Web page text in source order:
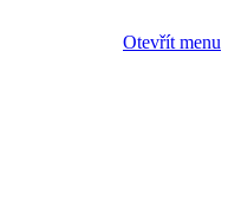
Otevřít menu